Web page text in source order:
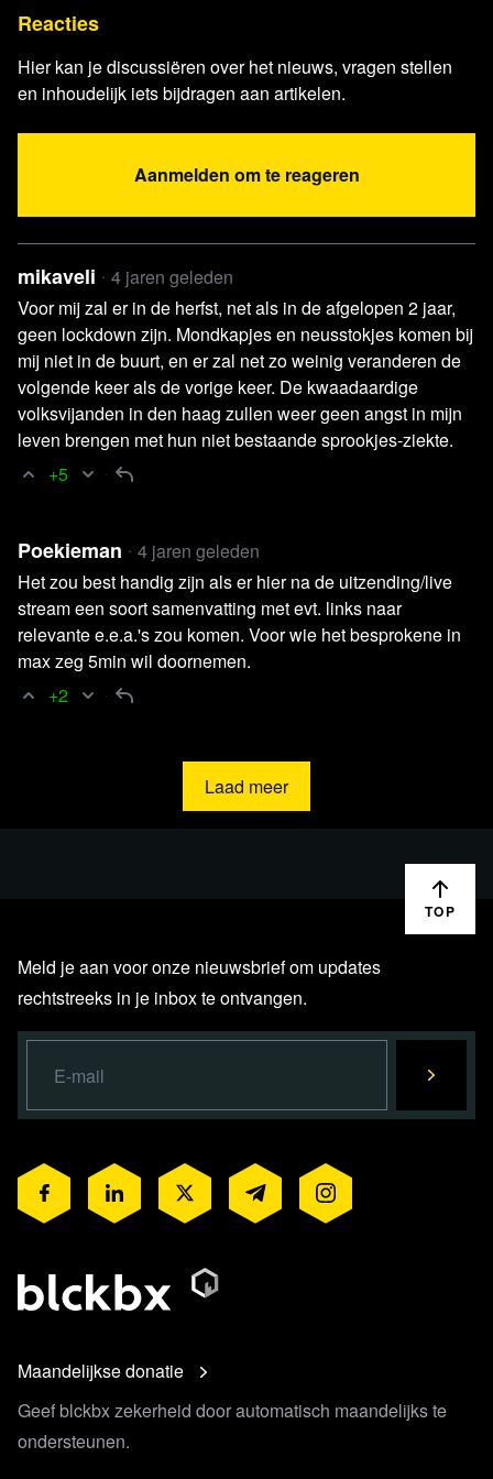
lockdown weer in beeld
Artikel NRC
Waar bleven de extra IC-bedden
Publicatie Biomedische rekenkamer“Over ontbrekende
coronatoegangsbewijzen”
Interview EO“Marion Koopmans: PCR-test toont geen
besmetting aan, alleen virus RNA”
Interview Café Weltschmerz
Borger en Jorn Lukaszczyk“
Interview op kanaal“Wouter De Heij” – “What Kary
Mullis says about PCR testing - some take away
lessons for #COVID19?”
Uitzending Khalid en Sophievrijdag 13 mei 2022
Artikel NOS.nl
Dermatologen na socialmediaberichten
zonnebrand: niet insmeren kan leiden tot huidkanker
waanzin aan: van zonnebrandcrème krijg je kanker’
Artikel TrouwWaarom richten antivaxers hun pijlen nu
op zonnebrandcrème (en hebben ze een punt)?
Column Rosanne Hertzberger in NRCAltijd zelf
nadenken, dat leerde me de Covid-crisis
Artikel ADStof in zonnebrandcrème verhoogt risico op
Boek Han van der RheeZonnen mag
Boek Han van der RheeZonWijzer
Iedere maandag, woensdag en vrijdag
blckbx today kan verwachten. Onder aanvoering van
Flavio Pasquino verzorgt het team van redacteuren, de
webredactie, video editors, de regie en de techniek drie
Hierbij zal geen enkel onderwerp geschuwd worden en
streven wij ernaar om de nodige balans aan te brengen in
Reacties
Hier kan je discussiëren over het nieuws, vragen stellen
en inhoudelijk iets bijdragen aan artikelen.
Aanmelden om te reageren
mikaveli
4 jaren geleden
Voor mij zal er in de herfst, net als in de afgelopen 2 jaar,
geen lockdown zijn. Mondkapjes en neusstokjes komen bij
mij niet in de buurt, en er zal net zo weinig veranderen de
volgende keer als de vorige keer. De kwaadaardige
volksvijanden in den haag zullen weer geen angst in mijn
leven brengen met hun niet bestaande sprookjes-ziekte.
+5
Poekieman
4 jaren geleden
Het zou best handig zijn als er hier na de uitzending/live
stream een soort samenvatting met evt. links naar
relevante e.e.a.'s zou komen. Voor wie het besprokene in
max zeg 5min wil doornemen.
+2
Laad meer
TOP
Meld je aan voor onze nieuwsbrief om updates
rechtstreeks in je inbox te ontvangen.
Maandelijkse donatie
Geef blckbx zekerheid door automatisch maandelijks te
ondersteunen.